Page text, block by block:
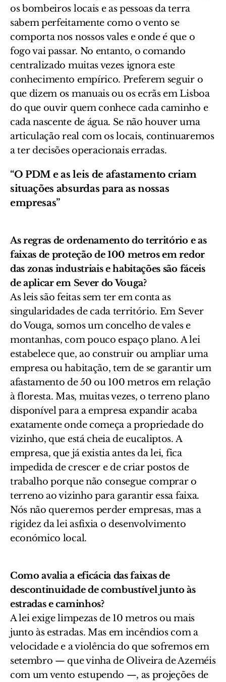
os bombeiros locais e as pessoas da terra
sabem perfeitamente como o vento se
comporta nos nossos vales e onde é que o
fogo vai passar. No entanto, o comando
centralizado muitas vezes ignora este
conhecimento empírico. Preferem seguir o
que dizem os manuais ou os ecrãs em Lisboa
do que ouvir quem conhece cada caminho e
cada nascente de água. Se não houver uma
articulação real com os locais, continuaremos
a ter decisões operacionais erradas.
“O PDM e as leis de afastamento criam
situações absurdas para as nossas
empresas”
As regras de ordenamento do território e as
faixas de proteção de 100 metros em redor
das zonas industriais e habitações são fáceis
de aplicar em Sever do Vouga?
As leis são feitas sem ter em conta as
singularidades de cada território. Em Sever
do Vouga, somos um concelho de vales e
montanhas, com pouco espaço plano. A lei
estabelece que, ao construir ou ampliar uma
empresa ou habitação, tem de se garantir um
afastamento de 50 ou 100 metros em relação
à floresta. Mas, muitas vezes, o terreno plano
disponível para a empresa expandir acaba
exatamente onde começa a propriedade do
vizinho, que está cheia de eucaliptos. A
empresa, que já existia antes da lei, fica
impedida de crescer e de criar postos de
trabalho porque não consegue comprar o
terreno ao vizinho para garantir essa faixa.
Nós não queremos perder empresas, mas a
rigidez da lei asfixia o desenvolvimento
económico local.
Como avalia a eficácia das faixas de
descontinuidade de combustível junto às
estradas e caminhos?
A lei exige limpezas de 10 metros ou mais
junto às estradas. Mas em incêndios com a
velocidade e a violência do que sofremos em
setembro — que vinha de Oliveira de Azeméis
com um vento estupendo —, as projeções de